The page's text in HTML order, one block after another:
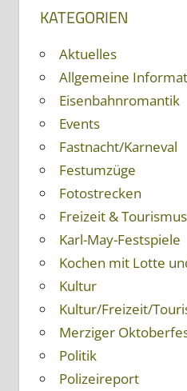
KATEGORIEN
Aktuelles
Allgemeine
Eisenbahnromantik
Events
Fastnacht/Karneval
Festumzüge
Fotostrecken
Freizeit & Tourismus
Karl-May-Festspiele
Kochen mit Lotte
Kultur
Kultur/Freizeit/
Merziger
Politik
Polizeireport